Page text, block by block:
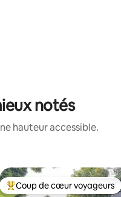
notés
hauteur accessible.
Coup de cœur voyageurs
Coup de cœur voyageurs